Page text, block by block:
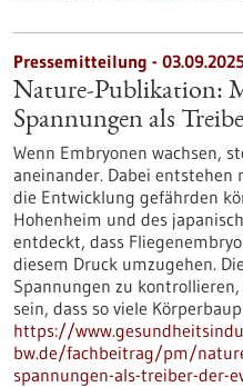
Pressemitteilung -
Nature-Publikation:
Spannungen als
Wenn Embryonen wachsen,
aneinander. Dabei entstehen
die Entwicklung gefährden
Hohenheim und des
entdeckt, dass
diesem Druck umzugehen.
Spannungen zu
sein, dass so viele
https://
bw.de/fachbeitrag/pm/
spannungen-als-treiber-der-